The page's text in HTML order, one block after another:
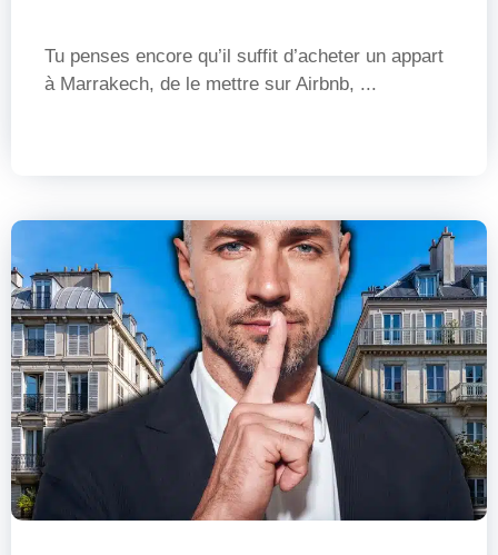
Tu penses encore qu’il suffit d’acheter un appart
à Marrakech, de le mettre sur Airbnb, ...